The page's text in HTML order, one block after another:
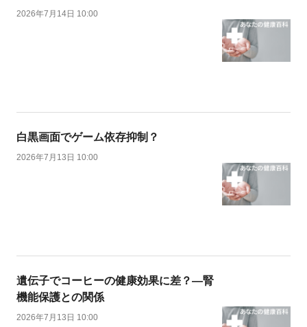
2026年7月14日 10:00
白黒画面でゲーム依存抑制？
2026年7月13日 10:00
遺伝子でコーヒーの健康効果に差？―腎
機能保護との関係
2026年7月13日 10:00